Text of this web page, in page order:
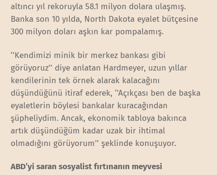
altıncı yıl rekoruyla 58.1 milyon dolara ulaşmış.
Banka son 10 yılda, North Dakota eyalet bütçesine
300 milyon doları aşkın kar pompalamış.
‘’Kendimizi minik bir merkez bankası gibi
görüyoruz’’ diye anlatan Hardmeyer, uzun yıllar
kendilerinin tek örnek alarak kalacağını
düşündüğünü itiraf ederek, ‘’Açıkçası ben de başka
eyaletlerin böylesi bankalar kuracağından
şüpheliydim. Ancak, ekonomik tabloya bakınca
artık düşündüğüm kadar uzak bir ihtimal
olmadığını görüyorum’’ şeklinde konuşuyor.
ABD’yi saran sosyalist fırtınanın meyvesi